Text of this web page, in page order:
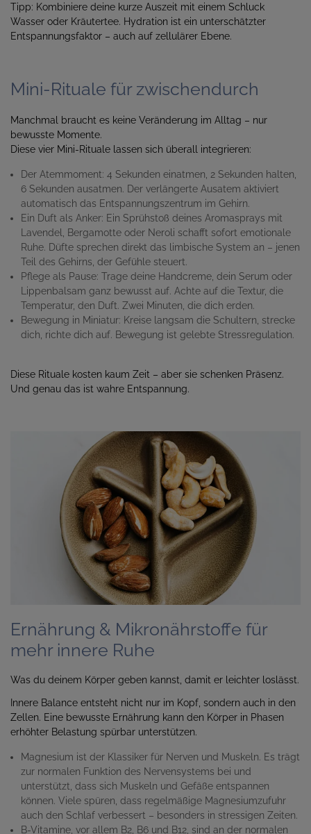
Tipp: Kombiniere deine kurze Auszeit mit einem Schluck
Wasser oder Kräutertee. Hydration ist ein unterschätzter
Entspannungsfaktor – auch auf zellulärer Ebene.
Mini-Rituale für zwischendurch
Manchmal braucht es keine Veränderung im Alltag – nur
bewusste Momente.
Diese vier Mini-Rituale lassen sich überall integrieren:
Der Atemmoment: 4 Sekunden einatmen, 2 Sekunden halten,
6 Sekunden ausatmen. Der verlängerte Ausatem aktiviert
automatisch das Entspannungszentrum im Gehirn.
Ein Duft als Anker: Ein Sprühstoß deines Aromasprays mit
Lavendel, Bergamotte oder Neroli schafft sofort emotionale
Ruhe. Düfte sprechen direkt das limbische System an – jenen
Teil des Gehirns, der Gefühle steuert.
Pflege als Pause: Trage deine Handcreme, dein Serum oder
Lippenbalsam ganz bewusst auf. Achte auf die Textur, die
Temperatur, den Duft. Zwei Minuten, die dich erden.
Bewegung in Miniatur: Kreise langsam die Schultern, strecke
dich, richte dich auf. Bewegung ist gelebte Stressregulation.
Diese Rituale kosten kaum Zeit – aber sie schenken Präsenz.
Und genau das ist wahre Entspannung.
Ernährung & Mikronährstoffe für
mehr innere Ruhe
Was du deinem Körper geben kannst, damit er leichter loslässt.
Innere Balance entsteht nicht nur im Kopf, sondern auch in den
Zellen. Eine bewusste Ernährung kann den Körper in Phasen
erhöhter Belastung spürbar unterstützen.
Magnesium ist der Klassiker für Nerven und Muskeln. Es trägt
zur normalen Funktion des Nervensystems bei und
unterstützt, dass sich Muskeln und Gefäße entspannen
können. Viele spüren, dass regelmäßige Magnesiumzufuhr
auch den Schlaf verbessert – besonders in stressigen Zeiten.
B-Vitamine, vor allem B2, B6 und B12, sind an der normalen